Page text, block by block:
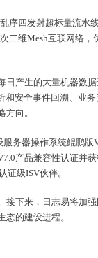
序四发射超标量流水
二维Mesh互联网络
日产生的大量机器数
安全事件回溯、业
向。
务器操作系统鲲鹏
产品兼容性认证并
证级ISV伙伴。
接下来，日志易将加
的建设进程。